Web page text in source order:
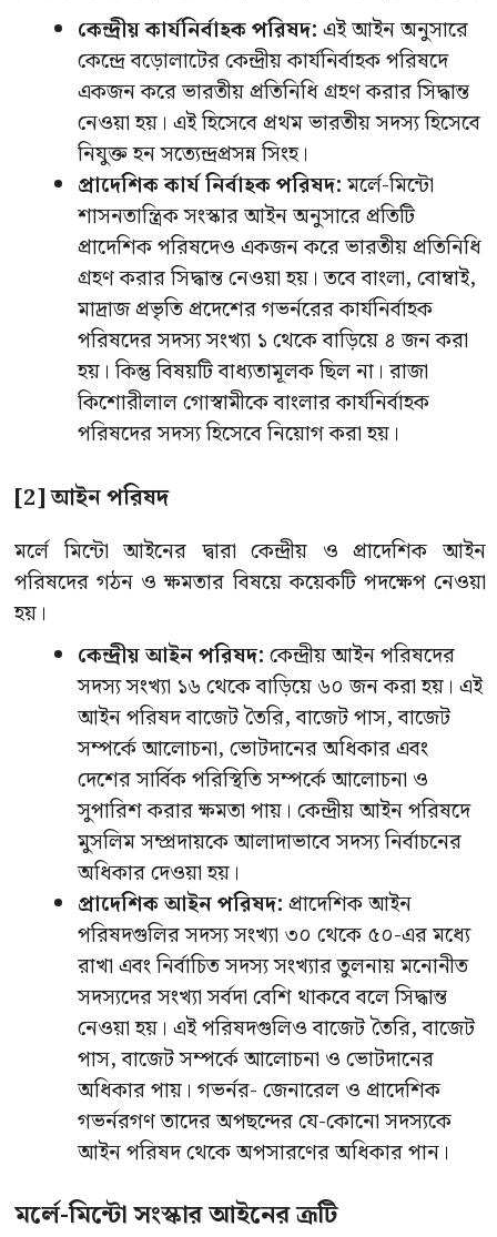
কেন্দ্রীয় কার্যনির্বাহক পরিষদ:এই আইন অনুসারে
কেন্দ্রে বড়ােলাটের কেন্দ্রীয় কার্যনির্বাহক পরিষদে
একজন করে ভারতীয় প্রতিনিধি গ্রহণ করার সিদ্ধান্ত
নেওয়া হয়। এই হিসেবে প্রথম ভারতীয় সদস্য হিসেবে
নিযুক্ত হন সত্যেন্দ্রপ্রসন্ন সিংহ।
প্রাদেশিক কার্য নির্বাহক পরিষদ:মর্লে-মিন্টো
শাসনতান্ত্রিক সংস্কার আইন অনুসারে প্রতিটি
প্রাদেশিক পরিষদেও একজন করে ভারতীয় প্রতিনিধি
গ্রহণ করার সিদ্ধান্ত নেওয়া হয়। তবে বাংলা, বােম্বাই,
মাদ্রাজ প্রভৃতি প্রদেশের গভর্নরের কার্যনির্বাহক
পরিষদের সদস্য সংখ্যা ১ থেকে বাড়িয়ে ৪ জন করা
হয়। কিন্তু বিষয়টি বাধ্যতামূলক ছিল না। রাজা
কিশােরীলাল গােস্বামীকে বাংলার কার্যনির্বাহক
পরিষদের সদস্য হিসেবে নিয়ােগ করা হয়।
[2] আইন পরিষদ
মর্লে মিন্টো আইনের দ্বারা কেন্দ্রীয় ও প্রাদেশিক আইন
পরিষদের গঠন ও ক্ষমতার বিষয়ে কয়েকটি পদক্ষেপ নেওয়া
হয়।
কেন্দ্রীয় আইন পরিষদ:কেন্দ্রীয় আইন পরিষদের
সদস্য সংখ্যা ১৬ থেকে বাড়িয়ে ৬০ জন করা হয়। এই
আইন পরিষদ বাজেট তৈরি, বাজেট পাস, বাজেট
সম্পর্কে আলােচনা, ভােটদানের অধিকার এবং
দেশের সার্বিক পরিস্থিতি সম্পর্কে আলােচনা ও
সুপারিশ করার ক্ষমতা পায়। কেন্দ্রীয় আইন পরিষদে
মুসলিম সম্প্রদায়কে আলাদাভাবে সদস্য নির্বাচনের
অধিকার দেওয়া হয়।
প্রাদেশিক আইন পরিষদ:প্রাদেশিক আইন
পরিষদগুলির সদস্য সংখ্যা ৩০ থেকে ৫০-এর মধ্যে
রাখা এবং নির্বাচিত সদস্য সংখ্যার তুলনায় মনােনীত
সদস্যদের সংখ্যা সর্বদা বেশি থাকবে বলে সিদ্ধান্ত
নেওয়া হয়। এই পরিষদগুলিও বাজেট তৈরি, বাজেট
পাস, বাজেট সম্পর্কে আলােচনা ও ভােটদানের
অধিকার পায়। গভর্নর- জেনারেল ও প্রাদেশিক
গভর্নরগণ তাদের অপছন্দের যে-কোনাে সদস্যকে
আইন পরিষদ থেকে অপসারণের অধিকার পান।
মর্লে-মিন্টো সংস্কার আইনের ত্রূটি